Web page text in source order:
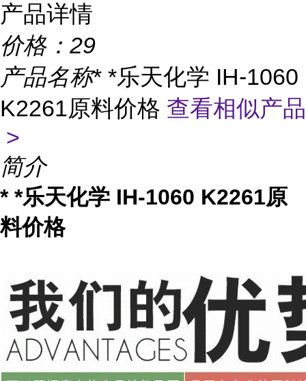
产品详情
价格： 29
产品名称* *乐天化学 IH-1060
K2261原料价格 查看相似产品
>
简介
* *乐天化学 IH-1060 K2261原
料价格